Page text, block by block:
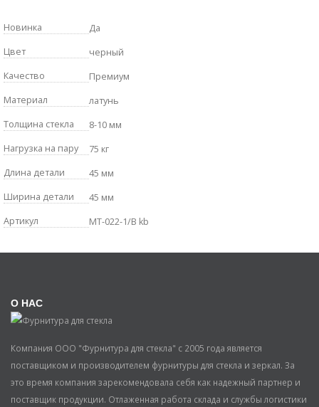
Новинка
Да
Цвет
черный
Качество
Премиум
Материал
латунь
Толщина стекла
8-10 мм
Нагрузка на пару
75 кг
Длина детали
45 мм
Ширина детали
45 мм
Артикул
MT-022-1/B kb
О НАС
Компания ООО "Фурнитура для стекла" с 2005 года является
поставщиком и производителем фурнитуры для стекла и зеркал. За
это время компания зарекомендовала себя как надежный партнер и
поставщик продукции. Отлаженная работа склада и службы логистики